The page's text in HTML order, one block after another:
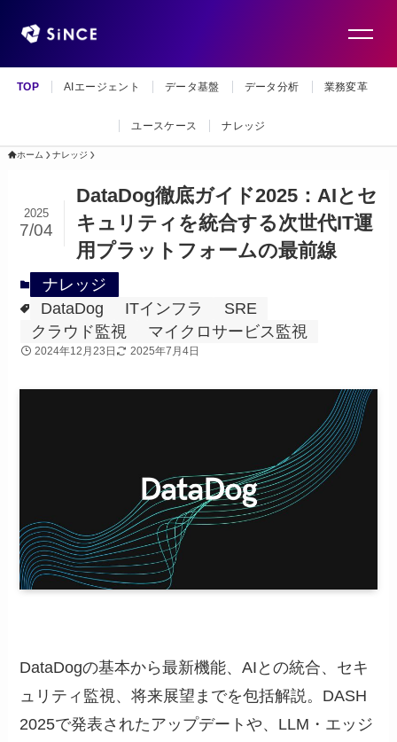
TOP AIエージェント データ基盤 データ分析 業務変革
ユースケース ナレッジ
ホーム ナレッジ
DataDog徹底ガイド2025：AIとセ
キュリティを統合する次世代IT運
用プラットフォームの最前線
2025
7/04
ナレッジ
DataDog
ITインフラ
SRE
クラウド監視
マイクロサービス監視
2024年12月23日 2025年7月4日
DataDogの基本から最新機能、AIとの統合、セキ
ュリティ監視、将来展望までを包括解説。DASH
2025で発表されたアップデートや、LLM・エッジ